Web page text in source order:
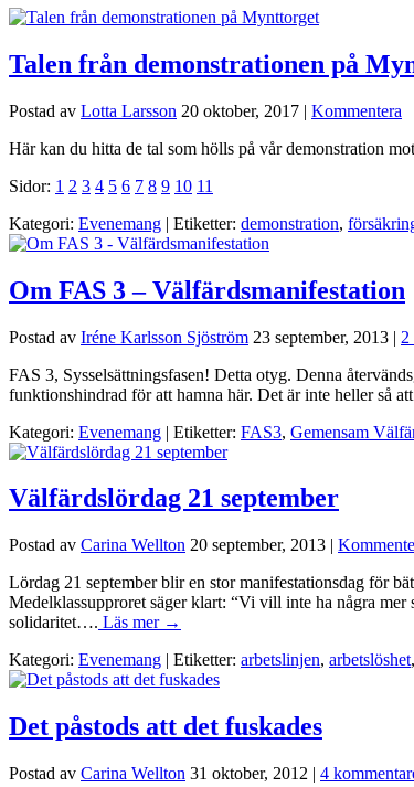
Talen från demonstrationen på
Postad av Lotta Larsson 20 oktober, 2017 | Kommentera
Här kan du hitta de tal som hölls på vår demonstration
Sidor: 1 2 3 4 5 6 7 8 9 10 11
Kategori: Evenemang | Etiketter: demonstration,
Om FAS 3 – Välfärdsmanifestation
Postad av Iréne Karlsson Sjöström 23 september, 2013 | 2
FAS 3, Sysselsättningsfasen! Detta otyg. Denna
funktionshindrad för att hamna här. Det är inte heller så
Kategori: Evenemang | Etiketter: FAS3, Gemensam
Välfärdslördag 21 september
Postad av Carina Wellton 20 september, 2013 |
Lördag 21 september blir en stor manifestationsdag för
Medelklassupproret säger klart: “Vi vill inte ha några
solidaritet…. Läs mer →
Kategori: Evenemang | Etiketter: arbetslinjen, arbetslöshet,
Det påstods att det fuskades
Postad av Carina Wellton 31 oktober, 2012 | 4